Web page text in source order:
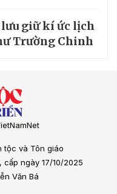
giữ kí ức lịch
Trường Chinh
tộc và Tôn giáo
cấp ngày 17/10/2025
Văn Bá